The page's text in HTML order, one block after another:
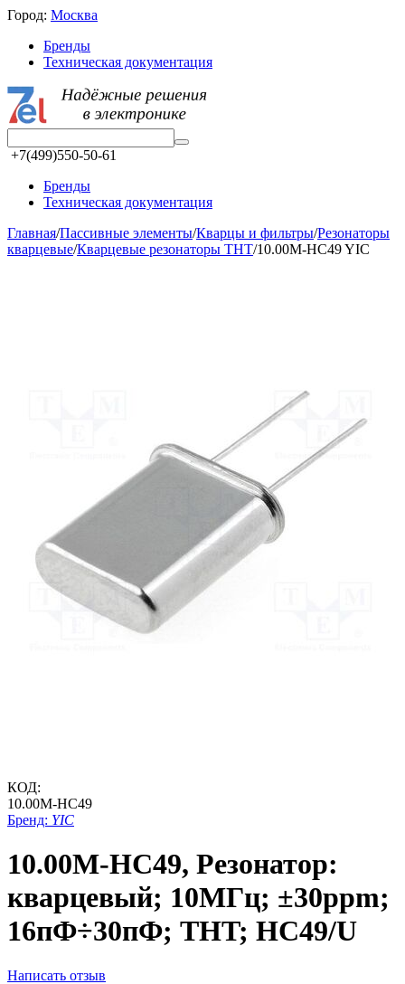
Город: Москва
Бренды
Техническая документация
+7(499)550-50-61
Бренды
Техническая документация
Главная/Пассивные элементы/Кварцы и фильтры/Резонаторы
кварцевые/Кварцевые резонаторы THT/10.00M-HC49 YIC
КОД:
10.00M-HC49
Бренд: YIC
10.00M-HC49, Резонатор:
кварцевый; 10МГц; ±30ppm;
16пФ÷30пФ; THT; HC49/U
Написать отзыв